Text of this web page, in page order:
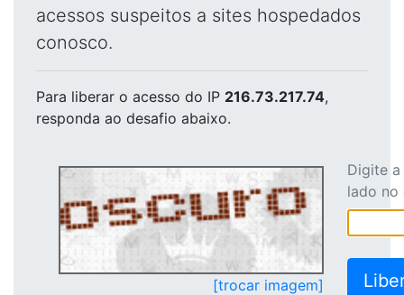
acessos suspeitos a sites hospedados
conosco.
Para liberar o acesso do IP 216.73.217.74,
responda ao desafio abaixo.
[trocar imagem]
Digite
lado no